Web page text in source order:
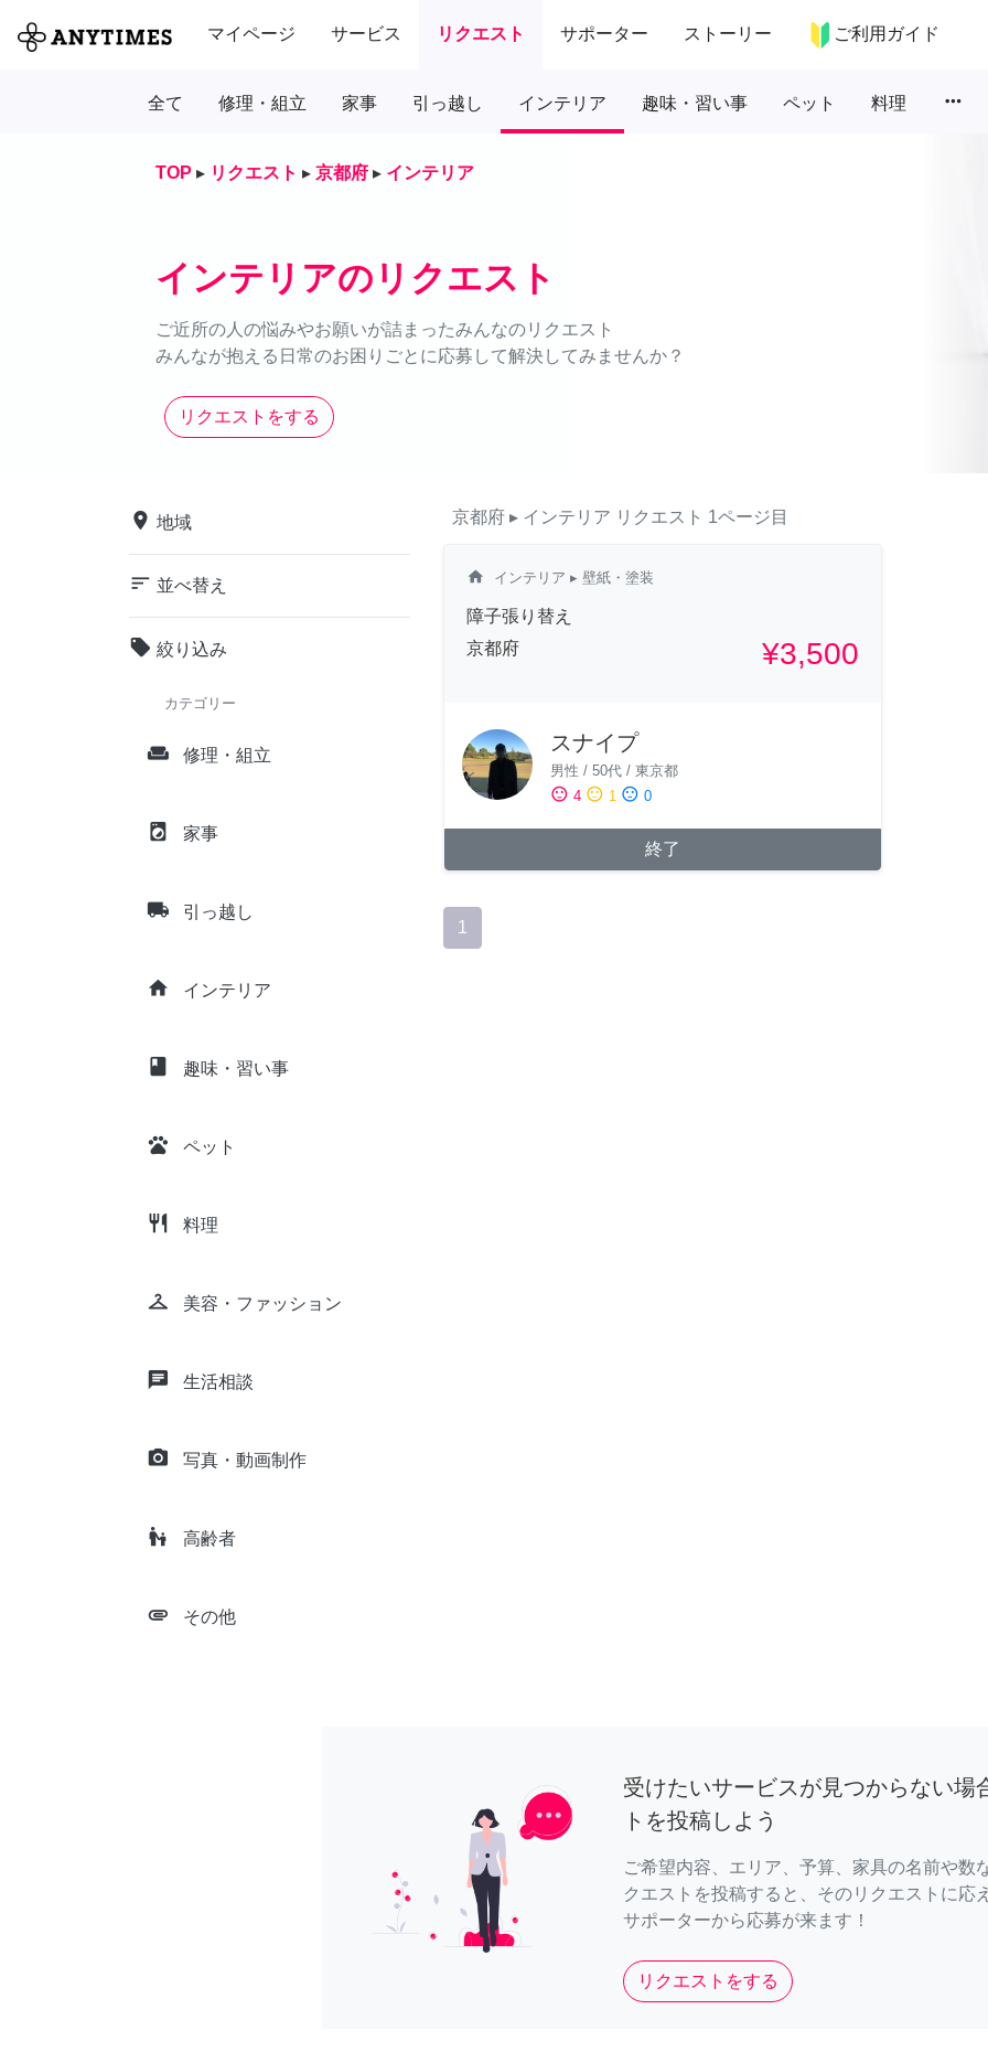
マイページ サービス リクエスト サポーター ストーリー ご利用ガイド
全て 修理・組立 家事 引っ越し インテリア 趣味・習い事 ペット 料理 more_horiz
TOP ▸ リクエスト ▸ 京都府 ▸ インテリア
インテリアのリクエスト
ご近所の人の悩みやお願いが詰まったみんなのリクエスト
みんなが抱える日常のお困りごとに応募して解決してみませんか？
リクエストをする
place 地域
sort 並べ替え
local_offer 絞り込み
カテゴリー
weekend 修理・組立
local_laundry_service 家事
local_shipping 引っ越し
home インテリア
class 趣味・習い事
pets ペット
restaurant 料理
checkroom 美容・ファッション
chat 生活相談
camera_alt 写真・動画制作
escalator_warning 高齢者
attachment その他
京都府 ▸ インテリア リクエスト 1ページ目
home インテリア ▸ 壁紙・塗装
障子張り替え
京都府
¥3,500
スナイプ
男性 / 50代 / 東京都
sentiment_satisfied 4 sentiment_neutral 1 sentiment_dissatisfied 0
終了
1
受けたいサービスが見つからない場
トを投稿しよう
ご希望内容、エリア、予算、家具の名前や数
クエストを投稿すると、そのリクエストに応
サポーターから応募が来ます！
リクエストをする